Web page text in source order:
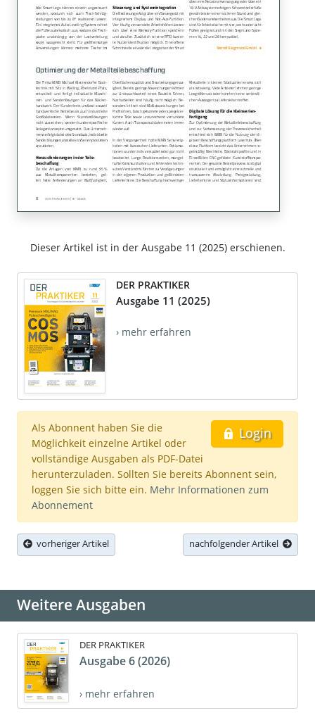
Dieser Artikel ist in der Ausgabe 11 (2025) erschienen.
DER PRAKTIKER
Ausgabe 11 (2025)
› mehr erfahren
Login
Als Abonnent haben Sie die
Möglichkeit einzelne Artikel oder
vollständige Ausgaben als PDF-Datei
herunterzuladen. Sollten Sie bereits Abonnent sein,
loggen Sie sich bitte ein. Mehr Informationen zum
Abonnement
vorheriger Artikel nachfolgender Artikel
Weitere Ausgaben
DER PRAKTIKER
Ausgabe 6 (2026)
› mehr erfahren